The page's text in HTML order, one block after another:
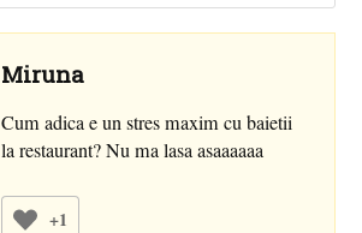
Miruna
Cum adica e un stres maxim cu baietii
la restaurant? Nu ma lasa asaaaaaa
+1